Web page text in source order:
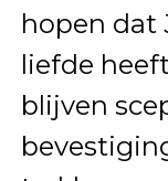
hopen dat
liefde
blijven